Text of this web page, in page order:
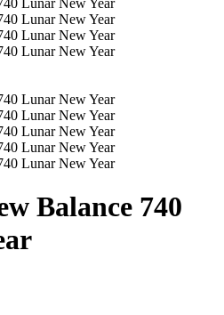
Balance 740